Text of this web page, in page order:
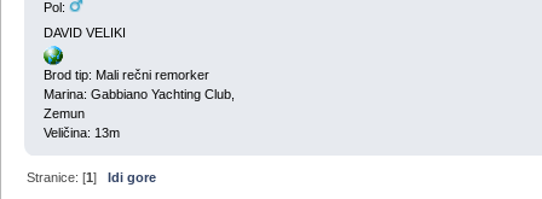
Pol:
DAVID VELIKI
Brod tip: Mali rečni remorker
Marina: Gabbiano Yachting Club,
Zemun
Veličina: 13m
Stranice: [1]Idi gore